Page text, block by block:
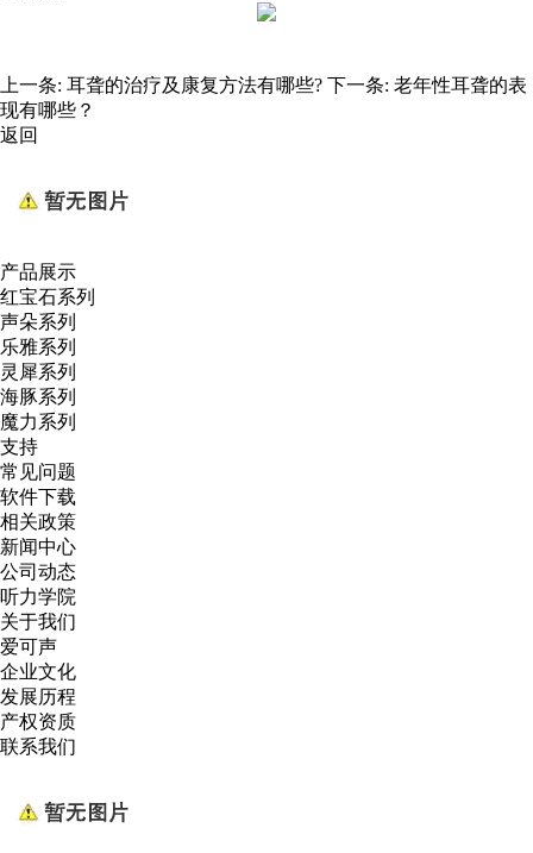
上一条: 耳聋的治疗及康复方法有哪些? 下一条: 老年性耳聋的表
现有哪些？
返回
产品展示
红宝石系列
声朵系列
乐雅系列
灵犀系列
海豚系列
魔力系列
支持
常见问题
软件下载
相关政策
新闻中心
公司动态
听力学院
关于我们
爱可声
企业文化
发展历程
产权资质
联系我们